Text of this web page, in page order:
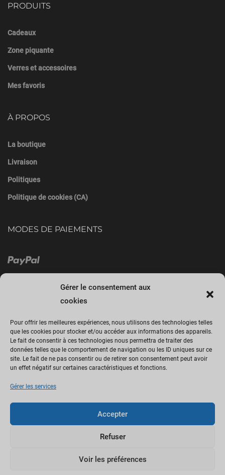
Gérer le consentement aux
cookies
Pour offrir les meilleures expériences, nous utilisons des technologies telles
que les cookies pour stocker et/ou accéder aux informations des appareils.
Le fait de consentir à ces technologies nous permettra de traiter des
données telles que le comportement de navigation ou les ID uniques sur ce
site. Le fait de ne pas consentir ou de retirer son consentement peut avoir
un effet négatif sur certaines caractéristiques et fonctions.
Gérer les services
Accepter
Refuser
Voir les préférences
PRODUITS
Cadeaux
Zone piquante
Verres et accessoires
Mes favoris
À PROPOS
La boutique
Livraison
Politiques
Politique de cookies (CA)
MODES DE PAIEMENTS
Cliquez sur « J’accepte » pour activer
Facebook
Politique de cookies